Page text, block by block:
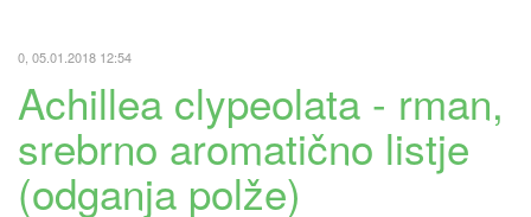
0, 05.01.2018 12:54
Achillea clypeolata - rman,
srebrno aromatično listje
(odganja polže)